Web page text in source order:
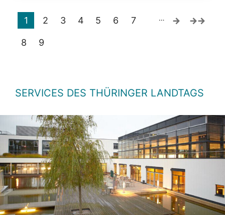
1 2 3 4 5 6 7
8 9
…
SERVICES DES THÜRINGER LANDTAGS